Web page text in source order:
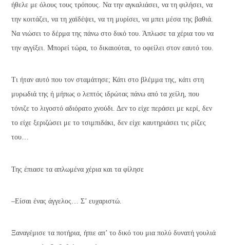
ήθελε με όλους τους τρόπους. Να την αγκαλιάσει, να τη φιλήσει, να
την κοιτάζει, να τη χαϊδέψει, να τη μυρίσει, να μπει μέσα της βαθιά.
Να νιώσει το δέρμα της πάνω στο δικό του. Άπλωσε τα χέρια του να
την αγγίξει. Μπορεί τώρα, το δικαιούται, το οφείλει στον εαυτό του.
Τι ήταν αυτό που τον σταμάτησε; Κάτι στο βλέμμα της, κάτι στη
μυρωδιά της ή μήπως ο λεπτός ιδρώτας πάνω από τα χείλη, που
τόνιζε το λιγοστό αδιόρατο χνούδι. Δεν το είχε περάσει με κερί, δεν
το είχε ξεριζώσει με το τσιμπιδάκι, δεν είχε καυτηριάσει τις ρίζες
του…
Της έπιασε τα απλωμένα χέρια και τα φίλησε
–Είσαι ένας άγγελος… Σ’ ευχαριστώ.
Ξαναγέμισε τα ποτήρια, ήπιε απ’ το δικό του μια πολύ δυνατή γουλιά